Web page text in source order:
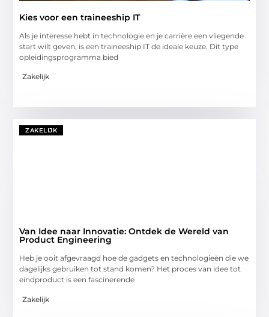
Kies voor een traineeship IT
Als je interesse hebt in technologie en je carrière een vliegende
start wilt geven, is een traineeship IT de ideale keuze. Dit type
opleidingsprogramma bied
Zakelijk
ZAKELIJK
Van Idee naar Innovatie: Ontdek de Wereld van
Product Engineering
Heb je ooit afgevraagd hoe de gadgets en technologieën die we
dagelijks gebruiken tot stand komen? Het proces van idee tot
eindproduct is een fascinerende
Zakelijk